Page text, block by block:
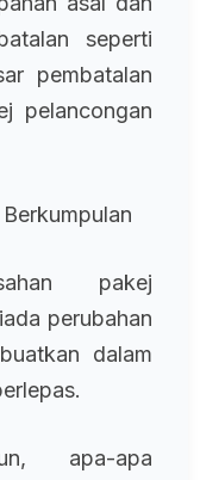
seperti
pembatalan
pelancongan
pakej
perubahan
dalam
apa-apa